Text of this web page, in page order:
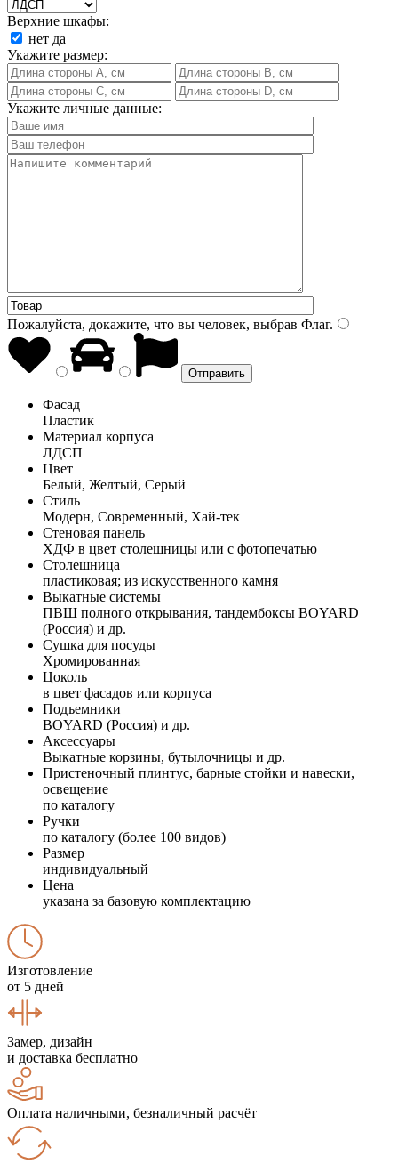
Верхние шкафы:
нет да
Укажите размер:
Укажите личные данные:
Пожалуйста, докажите, что вы человек, выбрав Флаг.
Фасад
Пластик
Материал корпуса
ЛДСП
Цвет
Белый, Желтый, Серый
Стиль
Модерн, Современный, Хай-тек
Стеновая панель
ХДФ в цвет столешницы или с фотопечатью
Столешница
пластиковая; из искусственного камня
Выкатные системы
ПВШ полного открывания, тандембоксы BOYARD
(Россия) и др.
Сушка для посуды
Хромированная
Цоколь
в цвет фасадов или корпуса
Подъемники
BOYARD (Россия) и др.
Аксессуары
Выкатные корзины, бутылочницы и др.
Пристеночный плинтус, барные стойки и навески,
освещение
по каталогу
Ручки
по каталогу (более 100 видов)
Размер
индивидуальный
Цена
указана за базовую комплектацию
Изготовление
от 5 дней
Замер, дизайн
и доставка бесплатно
Оплата наличными, безналичный расчёт